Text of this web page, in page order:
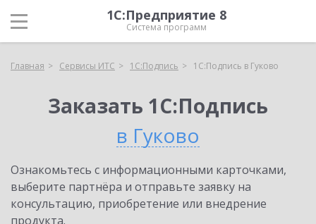
1С:Предприятие 8
Система программ
Главная Сервисы ИТС 1С:Подпись 1С:Подпись в Гуково
Заказать 1С:Подпись
в Гуково
Ознакомьтесь с информационными карточками,
выберите партнёра и отправьте заявку на
консультацию, приобретение или внедрение
продукта.